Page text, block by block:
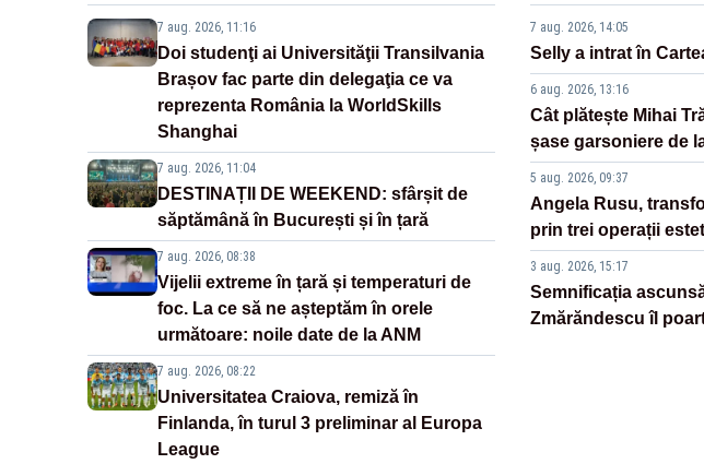
7 aug. 2026, 11:16
Doi studenţi ai Universităţii Transilvania
Brașov fac parte din delegaţia ce va
reprezenta România la WorldSkills
Shanghai
7 aug. 2026, 11:04
DESTINAȚII DE WEEKEND: sfârșit de
săptămână în București și în țară
7 aug. 2026, 08:38
Vijelii extreme în țară și temperaturi de
foc. La ce să ne așteptăm în orele
următoare: noile date de la ANM
7 aug. 2026, 08:22
Universitatea Craiova, remiză în
Finlanda, în turul 3 preliminar al Europa
League
7 aug. 2026, 14:05
Selly a intrat în
6 aug. 2026, 13:16
Cât plătește Mihai
șase garsoniere de
5 aug. 2026, 09:37
Angela Rusu,
prin trei operații
3 aug. 2026, 15:17
Semnificația
Zmărăndescu îl